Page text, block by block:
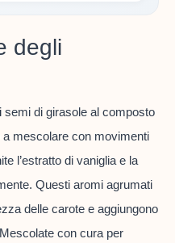
degli
semi di girasole al composto
mescolare con movimenti
l’estratto di vaniglia e la
Questi aromi agrumati
delle carote e aggiungono
con cura per